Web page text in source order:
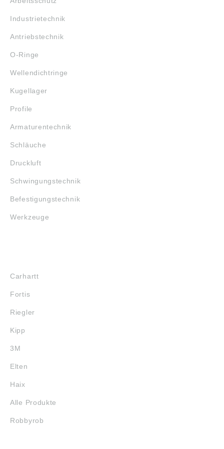
Industrietechnik
Antriebstechnik
O-Ringe
Wellendichtringe
Kugellager
Profile
Armaturentechnik
Schläuche
Druckluft
Schwingungstechnik
Befestigungstechnik
Werkzeuge
Carhartt
Fortis
Riegler
Kipp
3M
Elten
Haix
Alle Produkte
Robbyrob